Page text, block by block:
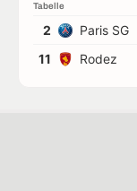
Tabelle
2 Paris SG
11
Rodez